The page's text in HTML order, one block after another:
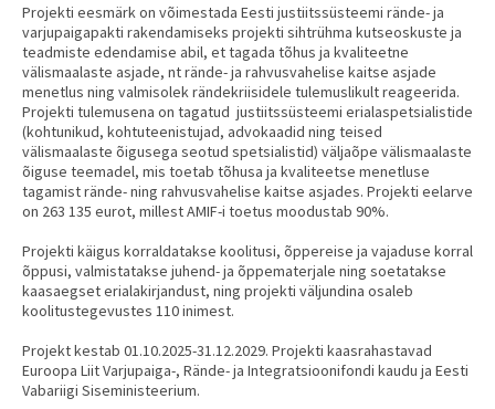
Projekti eesmärk on võimestada Eesti justiitssüsteemi rände- ja
varjupaigapakti rakendamiseks projekti sihtrühma kutseoskuste ja
teadmiste edendamise abil, et tagada tõhus ja kvaliteetne
välismaalaste asjade, nt rände- ja rahvusvahelise kaitse asjade
menetlus ning valmisolek rändekriisidele tulemuslikult reageerida.
Projekti tulemusena on tagatud justiitssüsteemi erialaspetsialistide
(kohtunikud, kohtuteenistujad, advokaadid ning teised
välismaalaste õigusega seotud spetsialistid) väljaõpe välismaalaste
õiguse teemadel, mis toetab tõhusa ja kvaliteetse menetluse
tagamist rände- ning rahvusvahelise kaitse asjades. Projekti eelarve
on 263 135 eurot, millest AMIF-i toetus moodustab 90%.
Projekti käigus korraldatakse koolitusi, õppereise ja vajaduse korral
õppusi, valmistatakse juhend- ja õppematerjale ning soetatakse
kaasaegset erialakirjandust, ning projekti väljundina osaleb
koolitustegevustes 110 inimest.
Projekt kestab 01.10.2025-31.12.2029. Projekti kaasrahastavad
Euroopa Liit Varjupaiga-, Rände- ja Integratsioonifondi kaudu ja Eesti
Vabariigi Siseministeerium.